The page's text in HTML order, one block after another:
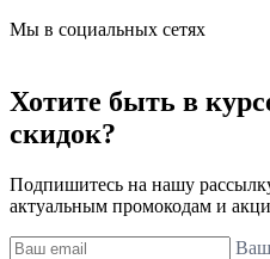
Мы в социальных сетях
Хотите быть в
скидок?
Подпишитесь на нашу
актуальным промокодам и